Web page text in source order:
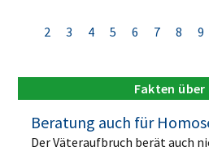
2 3 4 5 6 7 8 9
Fakten über
Beratung auch für
Der Väteraufbruch berät auch